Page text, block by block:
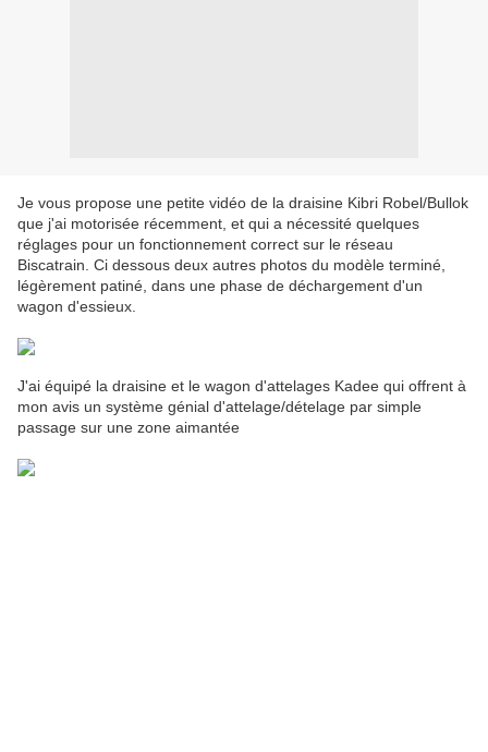
Je vous propose une petite vidéo de la draisine Kibri Robel/Bullok
que j'ai motorisée récemment, et qui a nécessité quelques
réglages pour un fonctionnement correct sur le réseau
Biscatrain. Ci dessous deux autres photos du modèle terminé,
légèrement patiné, dans une phase de déchargement d'un
wagon d'essieux.
J'ai équipé la draisine et le wagon d'attelages Kadee qui offrent à
mon avis un système génial d'attelage/dételage par simple
passage sur une zone aimantée